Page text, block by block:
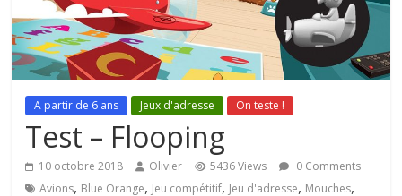
A partir de 6 ans Jeux d'adresse On teste !
Test – Flooping
10 octobre 2018 Olivier 5436 Views
0 Comments
Avions, Blue Orange, Jeu compétitif, Jeu d'adresse, Mouches,